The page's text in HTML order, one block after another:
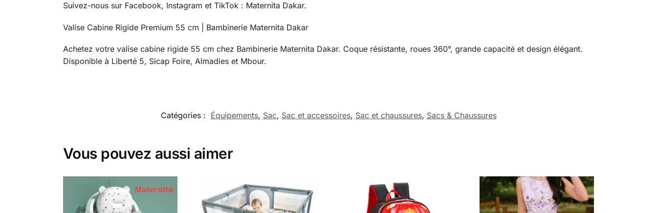
Suivez-nous sur Facebook, Instagram et TikTok : Maternita Dakar.
Valise Cabine Rigide Premium 55 cm | Bambinerie Maternita Dakar
Achetez votre valise cabine rigide 55 cm chez Bambinerie Maternita Dakar. Coque résistante, roues 360°, grande capacité et design élégant.
Disponible à Liberté 5, Sicap Foire, Almadies et Mbour.
Catégories : Équipements, Sac, Sac et accessoires, Sac et chaussures, Sacs & Chaussures
Vous pouvez aussi aimer